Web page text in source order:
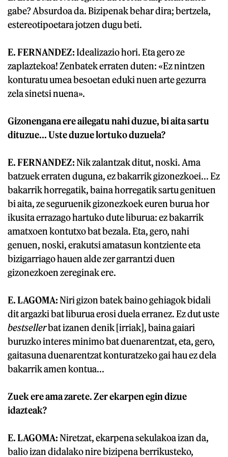
gabe? Absurdoa da. Bizipenak behar dira; bertzela,
estereotipoetara jotzen dugu beti.
E. FERNANDEZ:Idealizazio hori. Eta gero ze
zaplaztekoa! Zenbatek erraten duten: «Ez nintzen
konturatu umea besoetan eduki nuen arte gezurra
zela sinetsi nuena».
Gizonengana ere ailegatu nahi duzue, bi aita sartu
dituzue... Uste duzue lortuko duzuela?
E. FERNANDEZ:Nik zalantzak ditut, noski. Ama
batzuek erraten duguna, ez bakarrik gizonezkoei... Ez
bakarrik horregatik, baina horregatik sartu genituen
bi aita, ze seguruenik gizonezkoek euren burua hor
ikusita errazago hartuko dute liburua: ez bakarrik
amatxoen kontutxo bat bezala. Eta, gero, nahi
genuen, noski, erakutsi amatasun kontziente eta
bizigarriago hauen alde zer garrantzi duen
gizonezkoen zereginak ere.
E. LAGOMA:Niri gizon batek baino gehiagok bidali
dit argazki bat liburua erosi duela erranez. Ez dut uste
bestsellerbat izanen denik [irriak], baina gaiari
buruzko interes minimo bat duenarentzat, eta, gero,
gaitasuna duenarentzat konturatzeko gai hau ez dela
bakarrik amen kontua...
Zuek ere ama zarete. Zer ekarpen egin dizue
idazteak?
E. LAGOMA:Niretzat, ekarpena sekulakoa izan da,
balio izan didalako nire bizipena berrikusteko,